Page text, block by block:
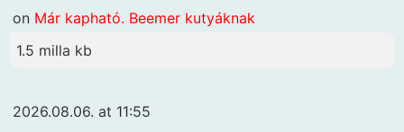
on Már kapható. Beemer kutyáknak
1.5 milla kb
2026.08.06. at 11:55